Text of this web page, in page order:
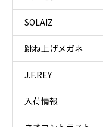
SOLAIZ
跳ね上げメガネ
J.F.REY
入荷情報